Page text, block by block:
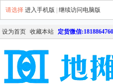
请选择 进入手机版 继续访问电脑版
设为首页 收藏本站 定货微信